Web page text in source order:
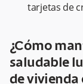
tarjetas de
¿Cómo
saludable
de